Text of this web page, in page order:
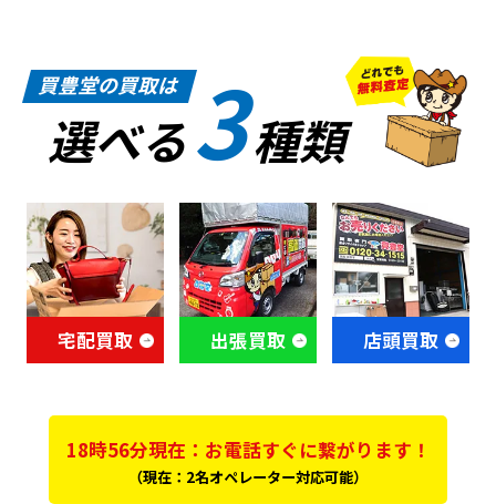
買豊堂の買取は
選べる3種類
宅配買取 出張買取 店頭買取
18時56分現在：お電話すぐに繋がります！
（現在：2名オペレーター対応可能）